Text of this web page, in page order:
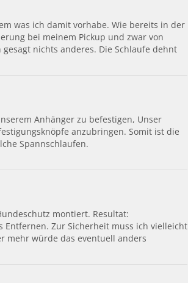
was ich damit vorhabe. Wie bereits in der
bei meinem Pickup und zwar von
nichts anderes. Die Schlaufe dehnt
Anhänger zu befestigen, Unser
anzubringen. Somit ist die
Spannschlaufen.
montiert. Resultat:
Zur Sicherheit muss ich vielleicht
mehr würde das eventuell anders